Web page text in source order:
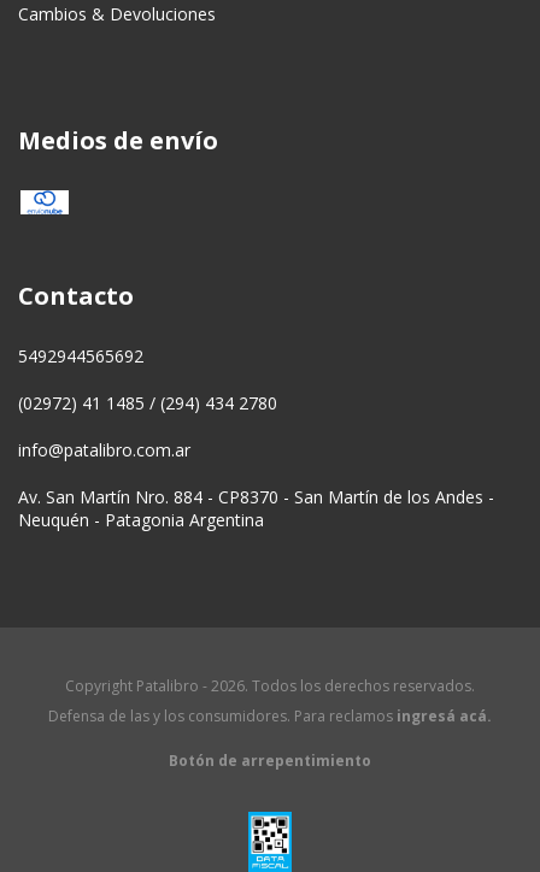
Cambios & Devoluciones
Medios de envío
Contacto
5492944565692
(02972) 41 1485 / (294) 434 2780
info@patalibro.com.ar
Av. San Martín Nro. 884 - CP8370 - San Martín de los Andes -
Neuquén - Patagonia Argentina
Copyright Patalibro - 2026. Todos los derechos reservados.
Defensa de las y los consumidores. Para reclamos ingresá acá.
Botón de arrepentimiento